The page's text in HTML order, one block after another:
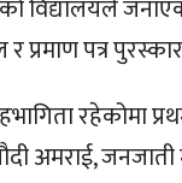
विद्यालयले
प्रमाण पत्र
रहेकोमा
अमराई,